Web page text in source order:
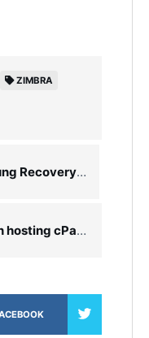
ZIMBRA
trên Windows
Hướng dẫn cài Next.js trên hosting cPanel